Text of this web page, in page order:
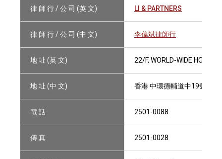
律 師 行 / 公 司 (英 文) LI & PARTNERS
律 師 行 / 公 司 (中 文) 李偉斌律師行
地 址 (英 文) 22/F, WORLD-WIDE HOUSE,
地 址 (中 文) 香港 中環德輔道中19號 環
電 話 2501-0088
傳 真 2501-0028